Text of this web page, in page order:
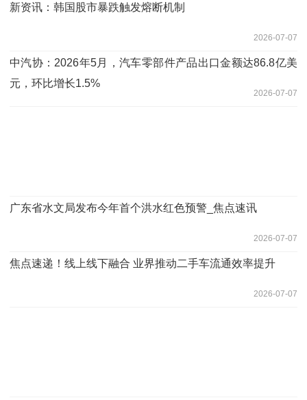
新资讯：韩国股市暴跌触发熔断机制
2026-07-07
中汽协：2026年5月，汽车零部件产品出口金额达86.8亿美
元，环比增长1.5%
2026-07-07
广东省水文局发布今年首个洪水红色预警_焦点速讯
2026-07-07
焦点速递！线上线下融合 业界推动二手车流通效率提升
2026-07-07